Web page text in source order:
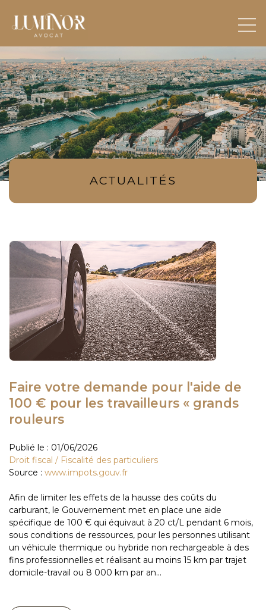
ACTUALITÉS
Faire votre demande pour l'aide de
100 € pour les travailleurs « grands
rouleurs
Publié le : 01/06/2026
Droit fiscal / Fiscalité des particuliers
Source : www.impots.gouv.fr
Afin de limiter les effets de la hausse des coûts du
carburant, le Gouvernement met en place une aide
spécifique de 100 € qui équivaut à 20 ct/L pendant 6 mois,
sous conditions de ressources, pour les personnes utilisant
un véhicule thermique ou hybride non rechargeable à des
fins professionnelles et réalisant au moins 15 km par trajet
domicile-travail ou 8 000 km par an...